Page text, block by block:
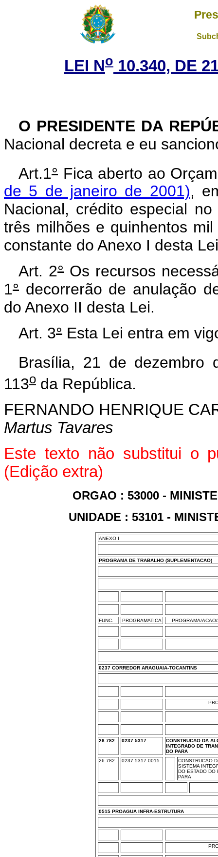
LEI No 10.340, DE
O PRESIDENTE DA
Nacional decreta e eu
Art.1° Fica aberto ao
de 5 de janeiro de 2001),
Nacional, crédito especial
três milhões e quinhentos
constante do Anexo I desta
Art. 2°Os recursos
1° decorrerão de anulação
do Anexo II desta Lei.
Art. 3° Esta Lei entra em
Brasília, 21 de dezembro
113o da República.
FERNANDO HENRIQUE
Martus Tavares
Este texto não substitui o
(Edição extra)
ORGAO : 53000 -
UNIDADE : 53101 -
ANEXO I
PROGRAMA DE TRABALHO (SUPLEMENTACAO)
FUNC. PROGRAMATICA PROGRAMA/
0237 CORREDOR ARAGUAIA-TOCANTINS
26 782 0237 5317
CONSTRUCAO DA
INTEGRADO DE
DO PARA
26 782
0237 5317 0015
CONSTRUCAO
SISTEMA
DO ESTADO DO
PARA
0515 PROAGUA INFRA-ESTRUTURA